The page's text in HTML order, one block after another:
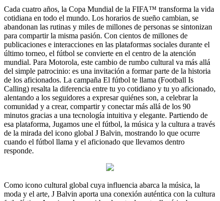
Cada cuatro años, la Copa Mundial de la FIFA™ transforma la vida
cotidiana en todo el mundo. Los horarios de sueño cambian, se
abandonan las rutinas y miles de millones de personas se sintonizan
para compartir la misma pasión. Con cientos de millones de
publicaciones e interacciones en las plataformas sociales durante el
último torneo, el fútbol se convierte en el centro de la atención
mundial. Para Motorola, este cambio de rumbo cultural va más allá
del simple patrocinio: es una invitación a formar parte de la historia
de los aficionados. La campaña El fútbol te llama (Football Is
Calling) resalta la diferencia entre tu yo cotidiano y tu yo aficionado,
alentando a los seguidores a expresar quiénes son, a celebrar la
comunidad y a crear, compartir y conectar más allá de los 90
minutos gracias a una tecnología intuitiva y elegante. Partiendo de
esa plataforma, Jugamos une el fútbol, la música y la cultura a través
de la mirada del icono global J Balvin, mostrando lo que ocurre
cuando el fútbol llama y el aficionado que llevamos dentro
responde.
Como icono cultural global cuya influencia abarca la música, la
moda y el arte, J Balvin aporta una conexión auténtica con la cultura